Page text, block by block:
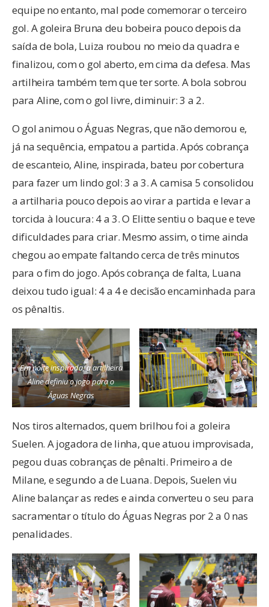
equipe no entanto, mal pode comemorar o terceiro
gol. A goleira Bruna deu bobeira pouco depois da
saída de bola, Luiza roubou no meio da quadra e
finalizou, com o gol aberto, em cima da defesa. Mas
artilheira também tem que ter sorte. A bola sobrou
para Aline, com o gol livre, diminuir: 3 a 2.
O gol animou o Águas Negras, que não demorou e,
já na sequência, empatou a partida. Após cobrança
de escanteio, Aline, inspirada, bateu por cobertura
para fazer um lindo gol: 3 a 3. A camisa 5 consolidou
a artilharia pouco depois ao virar a partida e levar a
torcida à loucura: 4 a 3. O Elitte sentiu o baque e teve
dificuldades para criar. Mesmo assim, o time ainda
chegou ao empate faltando cerca de três minutos
para o fim do jogo. Após cobrança de falta, Luana
deixou tudo igual: 4 a 4 e decisão encaminhada para
os pênaltis.
Em noite inspirada, a artilheira
Aline definiu o jogo para o
Águas Negras
Nos tiros alternados, quem brilhou foi a goleira
Suelen. A jogadora de linha, que atuou improvisada,
pegou duas cobranças de pênalti. Primeiro a de
Milane, e segundo a de Luana. Depois, Suelen viu
Aline balançar as redes e ainda converteu o seu para
sacramentar o título do Águas Negras por 2 a 0 nas
penalidades.